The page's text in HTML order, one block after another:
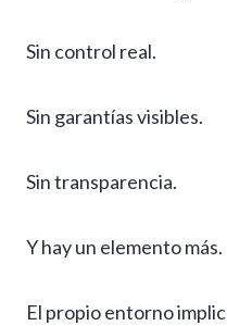
Sin control real.
Sin garantías visibles.
Sin transparencia.
Y hay un elemento más.
El propio entorno